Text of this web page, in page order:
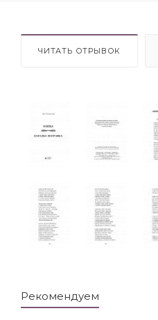
ЧИТАТЬ ОТРЫВОК
Рекомендуем